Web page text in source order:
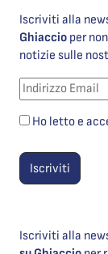
Iscriviti alla
Ghiaccio per
notizie sulle
Ho letto e
Iscriviti alla